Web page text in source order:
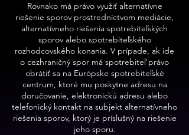
Rovnako má právo využiť alternatívne
riešenie sporov prostredníctvom mediácie,
alternatívneho riešenia spotrebiteľských
sporov alebo spotrebiteľského
rozhodcovského konania. V prípade, ak ide
o cezhraničný spor má spotrebiteľ právo
obrátiť sa na Európske spotrebiteľské
centrum, ktoré mu poskytne adresu na
doručovanie, elektronickú adresu alebo
telefonický kontakt na subjekt alternatívneho
riešenia sporov, ktorý je príslušný na riešenie
jeho sporu.